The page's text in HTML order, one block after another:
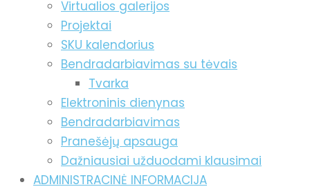
Virtualios galerijos
Projektai
SKU kalendorius
Bendradarbiavimas su tėvais
Tvarka
Elektroninis dienynas
Bendradarbiavimas
Pranešėjų apsauga
Dažniausiai užduodami klausimai
ADMINISTRACINĖ INFORMACIJA